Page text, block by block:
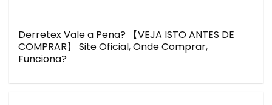
Derretex Vale a Pena? 【VEJA ISTO ANTES DE
COMPRAR】 Site Oficial, Onde Comprar,
Funciona?